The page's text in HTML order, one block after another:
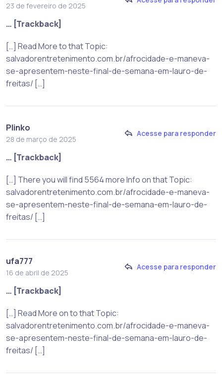
23 de fevereiro de 2025
… [Trackback]
[…] Read More to that Topic:
salvadorentretenimento.com.br/afrocidade-e-maneva-
se-apresentem-neste-final-de-semana-em-lauro-de-
freitas/ […]
Plinko
28 de março de 2025
Acesse para responder
… [Trackback]
[…] There you will find 5564 more Info on that Topic:
salvadorentretenimento.com.br/afrocidade-e-maneva-
se-apresentem-neste-final-de-semana-em-lauro-de-
freitas/ […]
ufa777
16 de abril de 2025
Acesse para responder
… [Trackback]
[…] Read More on to that Topic:
salvadorentretenimento.com.br/afrocidade-e-maneva-
se-apresentem-neste-final-de-semana-em-lauro-de-
freitas/ […]